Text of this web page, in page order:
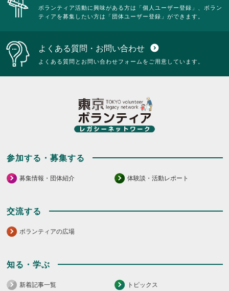
ボランティア活動に興味がある方は「個人ユーザー登録」、ボラン
ティアを募集したい方は「団体ユーザー登録」ができます。
よくある質問・お問い合わせ expand_circle_down
よくある質問とお問い合わせフォームをご用意しています。
参加する・募集する
募集情報・団体紹介 体験談・活動レポート
交流する
ボランティアの広場
知る・学ぶ
新着記事一覧 トピックス